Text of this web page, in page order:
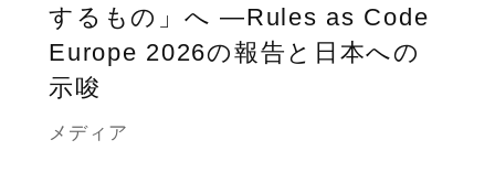
するもの」へ ―Rules as Code
Europe 2026の報告と日本への
示唆
メディア